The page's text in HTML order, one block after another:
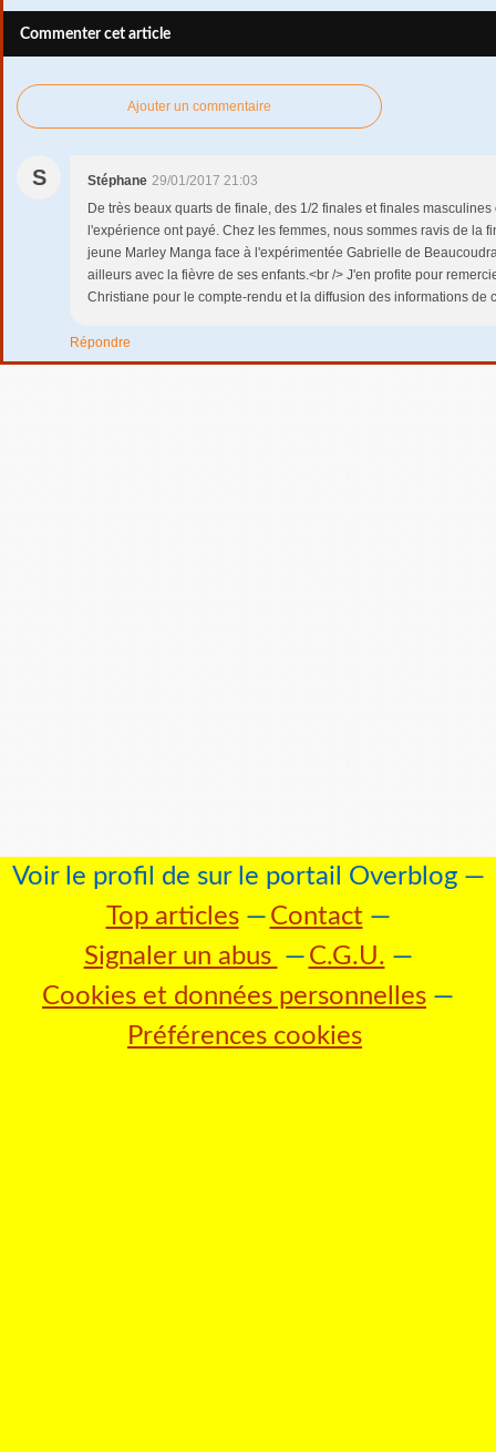
Commenter cet article
Ajouter un commentaire
S Stéphane 29/01/2017 21:03
De très beaux quarts de finale, des 1/2 finales et finales
l'expérience ont payé. Chez les femmes, nous sommes ravis de la
jeune Marley Manga face à l'expérimentée Gabrielle de
ailleurs avec la fièvre de ses enfants.<br /> J'en profite pour
Christiane pour le compte-rendu et la diffusion des informations de
Répondre
Voir le profil de sur le portail Overblog
Top articles
Contact
Signaler un abus
C.G.U.
Cookies et données personnelles
Préférences cookies